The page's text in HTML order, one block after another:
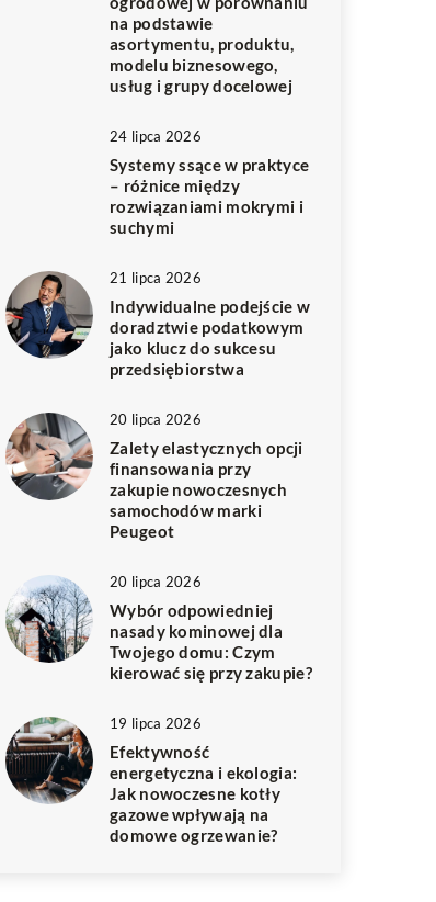
na podstawie
asortymentu, produktu,
modelu biznesowego,
usług i grupy docelowej
24 lipca 2026
Systemy ssące w praktyce
– różnice między
rozwiązaniami mokrymi i
suchymi
21 lipca 2026
Indywidualne podejście w
doradztwie podatkowym
jako klucz do sukcesu
przedsiębiorstwa
20 lipca 2026
Zalety elastycznych opcji
finansowania przy
zakupie nowoczesnych
samochodów marki
Peugeot
20 lipca 2026
Wybór odpowiedniej
nasady kominowej dla
Twojego domu: Czym
kierować się przy zakupie?
19 lipca 2026
Efektywność
energetyczna i ekologia:
Jak nowoczesne kotły
gazowe wpływają na
domowe ogrzewanie?